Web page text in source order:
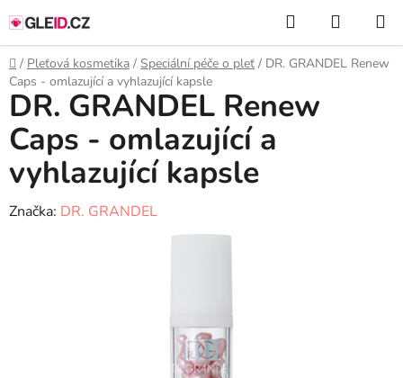
na
obsah
Hledat
KOŠÍK
Domů
/ Pleťová kosmetika / Speciální péče o pleť / DR. GRANDEL Renew
Caps - omlazující a vyhlazující kapsle
DR. GRANDEL Renew
Caps - omlazující a
vyhlazující kapsle
Značka: DR. GRANDEL